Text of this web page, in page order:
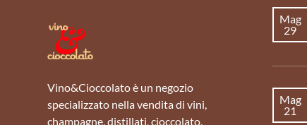
Vino&Cioccolato è un negozio
specializzato nella vendita di vini,
champagne, distillati, cioccolato,
Mag
29
Mag
21